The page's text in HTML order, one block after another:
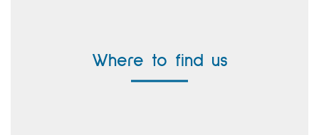
Where to find us
Vallen Systeme GmbH
Buergermeister-Seidl-Strasse 8